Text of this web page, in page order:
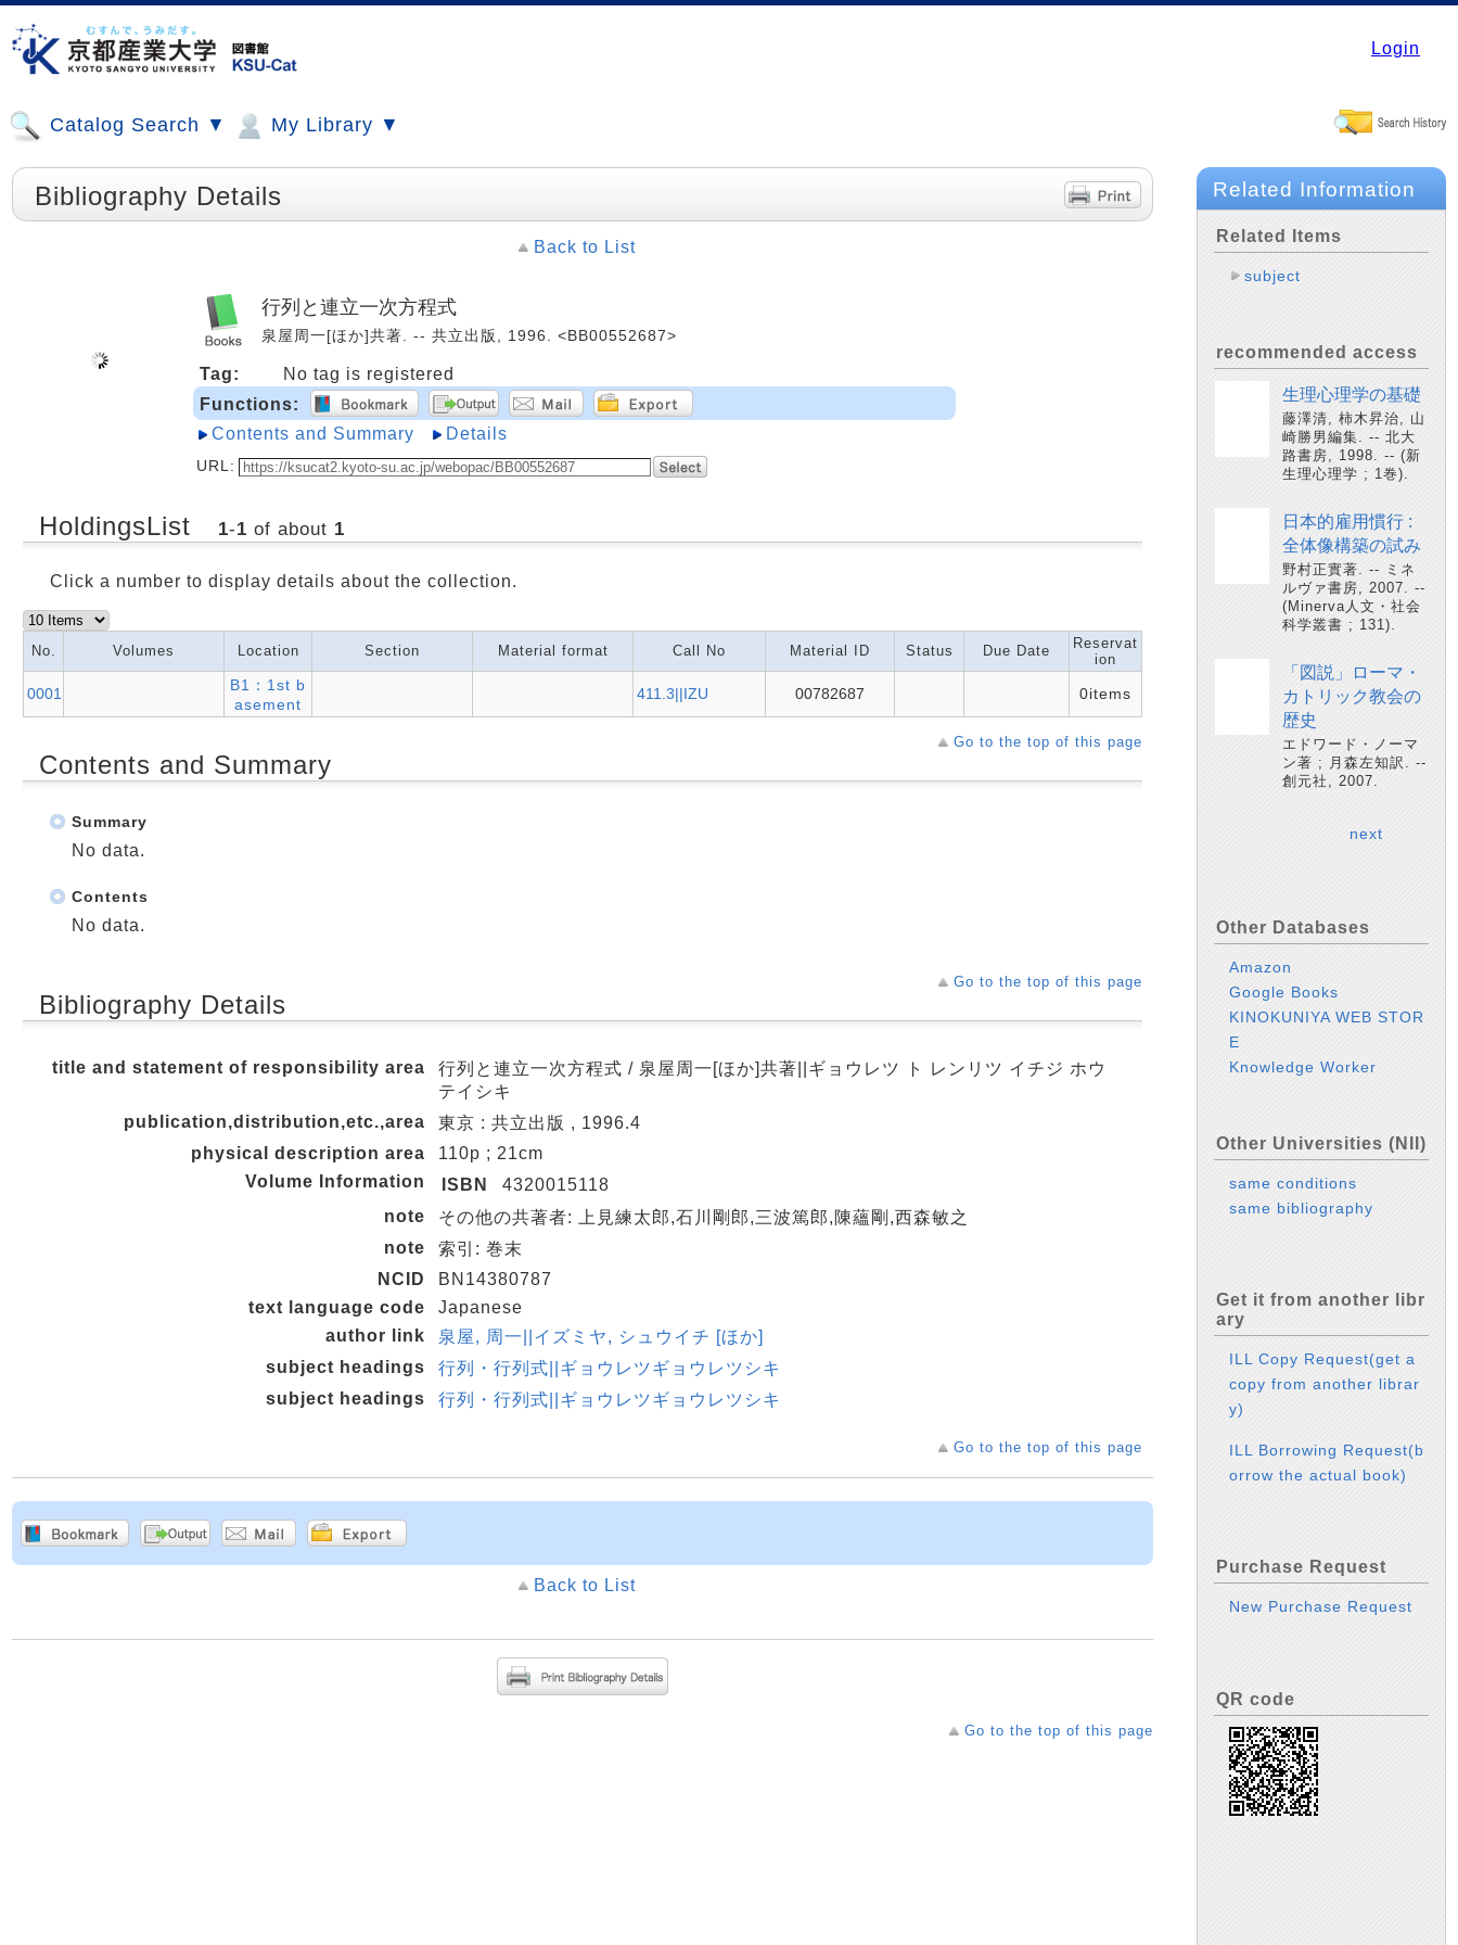
Login
Catalog Search ▼ My Library ▼
Bibliography Details
Back to List
行列と連立一次方程式
泉屋周一[ほか]共著. -- 共立出版, 1996. <BB00552687>
Tag:
No tag is registered
Functions:
Contents and Summary
Details
URL:
HoldingsList 1-1 of about 1
Click a number to display details about the collection.
No. Volumes Location Section Material format Call No Material ID Status Due Date
Reservat
ion
0001
B1：1st b
asement
411.3||IZU 00782687 0items
Go to the top of this page
Contents and Summary
Summary
No data.
Contents
No data.
Go to the top of this page
Bibliography Details
title and statement of responsibility area
行列と連立一次方程式 / 泉屋周一[ほか]共著||ギョウレツ ト レンリツ イチジ ホウ
テイシキ
publication,distribution,etc.,area
東京 : 共立出版 , 1996.4
physical description area
110p ; 21cm
Volume Information
ISBN
4320015118
note
その他の共著者: 上見練太郎,石川剛郎,三波篤郎,陳蘊剛,西森敏之
note
索引: 巻末
NCID
BN14380787
text language code
Japanese
author link
泉屋, 周一||イズミヤ, シュウイチ [ほか]
subject headings
行列・行列式||ギョウレツギョウレツシキ
subject headings
行列・行列式||ギョウレツギョウレツシキ
Go to the top of this page
Back to List
Go to the top of this page
Related Information
Related Items
subject
recommended access
生理心理学の基礎
藤澤清, 柿木昇治, 山
崎勝男編集. -- 北大
路書房, 1998. -- (新
生理心理学 ; 1巻).
日本的雇用慣行 :
全体像構築の試み
野村正實著. -- ミネ
ルヴァ書房, 2007. --
(Minerva人文・社会
科学叢書 ; 131).
「図説」ローマ・
カトリック教会の
歴史
エドワード・ノーマ
ン著 ; 月森左知訳. --
創元社, 2007.
next
Other Databases
Amazon
Google Books
KINOKUNIYA WEB STOR
E
Knowledge Worker
Other Universities (NII)
same conditions
same bibliography
Get it from another libr
ary
ILL Copy Request(get a
copy from another librar
y)
ILL Borrowing Request(b
orrow the actual book)
Purchase Request
New Purchase Request
QR code